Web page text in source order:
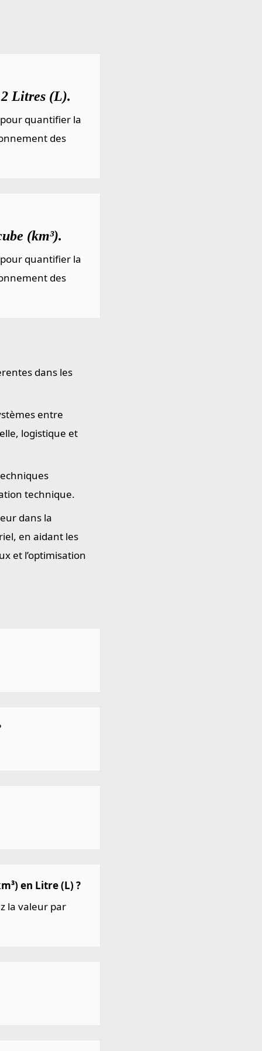
Litres (L).
quantifier la
des
(km³).
quantifier la
des
dans les
entre
logistique et
technique.
dans la
en aidant les
et l’optimisation
en Litre (L) ?
la valeur par